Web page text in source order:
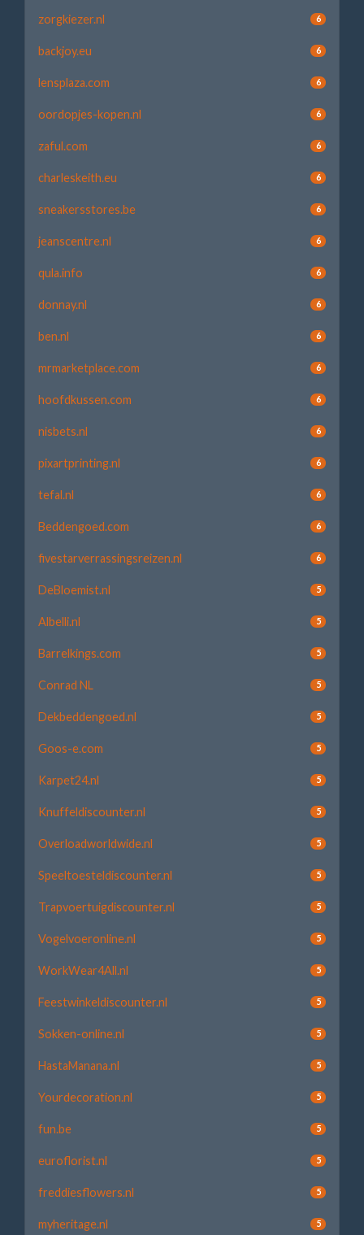
zorgkiezer.nl 6
backjoy.eu 6
lensplaza.com 6
oordopjes-kopen.nl 6
zaful.com 6
charleskeith.eu 6
sneakersstores.be 6
jeanscentre.nl 6
qula.info 6
donnay.nl 6
ben.nl 6
mrmarketplace.com 6
hoofdkussen.com 6
nisbets.nl 6
pixartprinting.nl 6
tefal.nl 6
Beddengoed.com 6
fivestarverrassingsreizen.nl 6
DeBloemist.nl 5
Albelli.nl 5
Barrelkings.com 5
Conrad NL 5
Dekbeddengoed.nl 5
Goos-e.com 5
Karpet24.nl 5
Knuffeldiscounter.nl 5
Overloadworldwide.nl 5
Speeltoesteldiscounter.nl 5
Trapvoertuigdiscounter.nl 5
Vogelvoeronline.nl 5
WorkWear4All.nl 5
Feestwinkeldiscounter.nl 5
Sokken-online.nl 5
HastaManana.nl 5
Yourdecoration.nl 5
fun.be 5
euroflorist.nl 5
freddiesflowers.nl 5
myheritage.nl 5